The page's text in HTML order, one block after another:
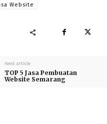
Website
Next article
TOP 5 Jasa Pembuatan
Website Semarang